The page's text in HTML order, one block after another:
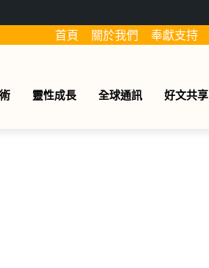
首頁 關於我們 奉獻支持
靈性成長 全球通訊 好文共享